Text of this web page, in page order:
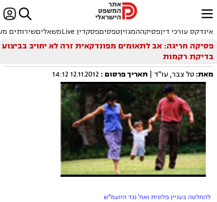

ﱐ
אינדקס עורכי דיןפסיקההמגזיןטפסיםפסקדין Live משאליםשירותים
פסיקה חריגה: אב לתאומים מפונדקאית זרה לא יחויב בביצוע
בדיקת רקמות
מאת:טל צבר, עו"ד | תאריך פרסום :
12.11.2012 14:12
להחלטה בעניין פלונית ואח' נגד היועמ"ש